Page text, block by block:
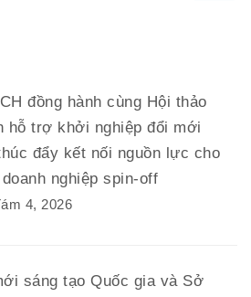
đồng hành cùng Hội thảo
hỗ trợ khởi nghiệp đổi mới
đẩy kết nối nguồn lực cho
nghiệp spin-off
4, 2026
sáng tạo Quốc gia và Sở